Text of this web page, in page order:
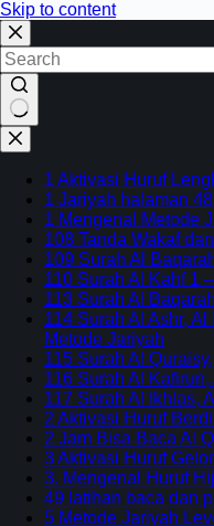
Skip to content
No
results
1 Aktivasi Huruf
1 Jariyah halaman 48
1 Mengenal Metode
108 Tanda Wakaf
109 Surah Al
110 Surah Al Kahf 1
113 Surah Al
114 Surah Al Ashr,
Metode Jariyah
115 Surah Al
116 Surah Al
117 Surah Al Ikhlas,
2 Aktivasi Huruf
2 Jam Bisa Baca Al
3 Aktivasi Huruf
3. Mengenal Huruf
49 latihan baca dan
5 Metode Jariyah